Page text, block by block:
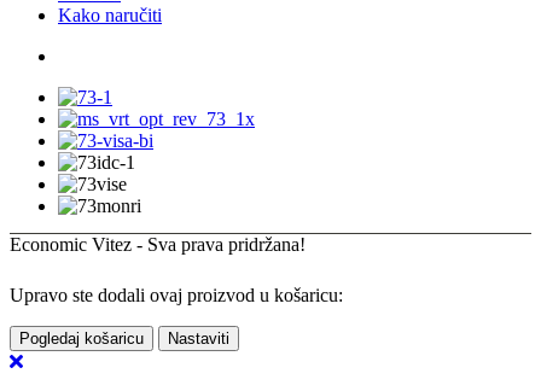
Kako naručiti
Economic Vitez - Sva prava pridržana!
Upravo ste dodali ovaj proizvod u košaricu:
Pogledaj košaricu Nastaviti